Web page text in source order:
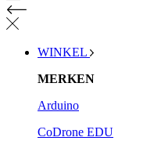
WINKEL
MERKEN
Arduino
CoDrone EDU